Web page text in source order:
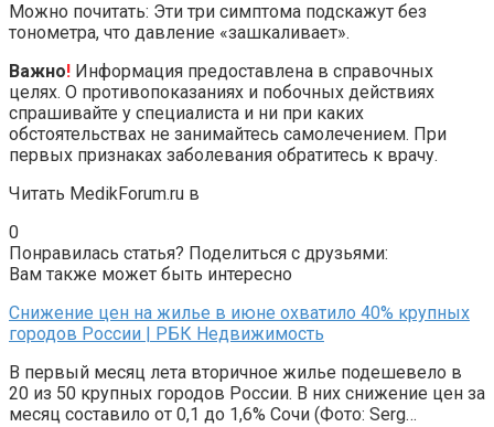
Можно почитать: Эти три симптома подскажут без
тонометра, что давление «зашкаливает».
Важно! Информация предоставлена в справочных
целях. О противопоказаниях и побочных действиях
спрашивайте у специалиста и ни при каких
обстоятельствах не занимайтесь самолечением. При
первых признаках заболевания обратитесь к врачу.
Читать MedikForum.ru в
0
Понравилась статья? Поделиться с друзьями:
Вам также может быть интересно
Снижение цен на жилье в июне охватило 40% крупных
городов России | РБК Недвижимость
В первый месяц лета вторичное жилье подешевело в
20 из 50 крупных городов России. В них снижение цен за
месяц составило от 0,1 до 1,6% Сочи (Фото: Serg…